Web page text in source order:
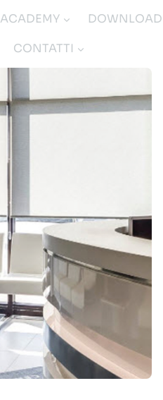
ACADEMY DOWNLOAD
CONTATTI